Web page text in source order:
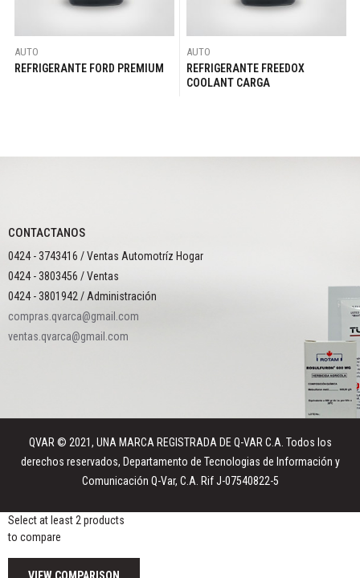
AUTO
REFRIGERANTE FORD PREMIUM
AUTO
REFRIGERANTE FREEDOX
COOLANT CARGA
CONTACTANOS
0424 - 3743416 / Ventas Automotríz Hogar
0424 - 3803456 / Ventas
0424 - 3801942 / Administración
compras.qvarca@gmail.com
ventas.qvarca@gmail.com
QVAR © 2021, UNA MARCA REGISTRADA DE Q-VAR C.A. Todos los
derechos reservados, Departamento de Tecnologias de Información y
Comunicación Q-Var, C.A. Rif J-07540822-5
Select at least 2 products
to compare